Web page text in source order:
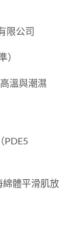
限公司
）
溫與潮濕
PDE5
綿體平滑肌放